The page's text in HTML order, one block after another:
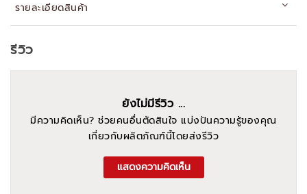
รายละเอียดสินค้า
รีวิว
ยังไม่มีรีวิว ...
มีความคิดเห็น? ช่วยคนอื่นตัดสินใจ แบ่งปันความรู้ของคุณ
เกี่ยวกับผลิตภัณฑ์นี้โดยส่งรีวิว
แสดงความคิดเห็น